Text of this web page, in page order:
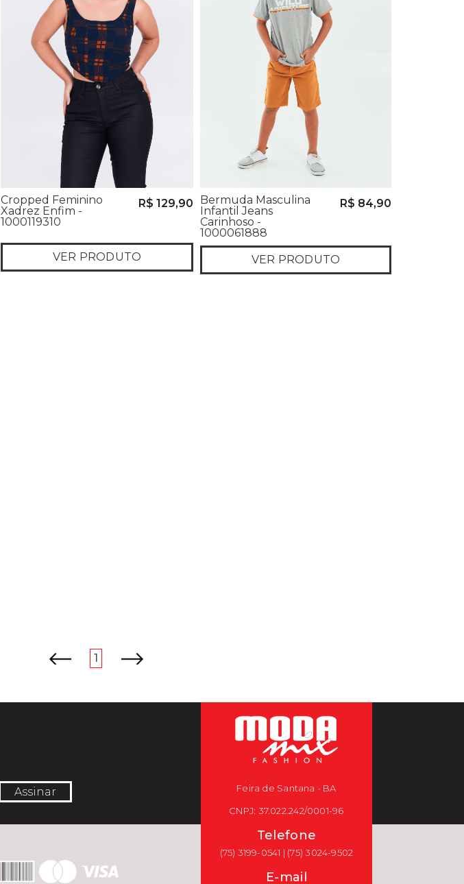
Cropped Feminino
Xadrez Enfim -
1000119310
R$ 129,90
VER PRODUTO
Bermuda Masculina
Infantil Jeans
Carinhoso -
1000061888
R$ 84,90
VER PRODUTO
anterior 1 próximo
Assinar Feira de Santana - BA
CNPJ: 37.022.242/0001-96
Telefone
(75) 3199-0541 | (75) 3024-9502
E-mail